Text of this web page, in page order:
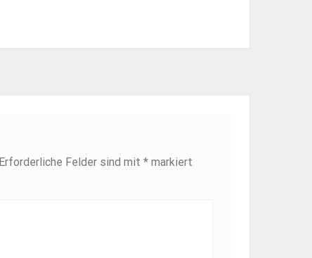
Erforderliche Felder sind mit *markiert